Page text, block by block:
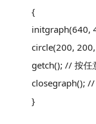
{
initgraph(640,
circle(200,
getch(); // 按任
closegraph();
}